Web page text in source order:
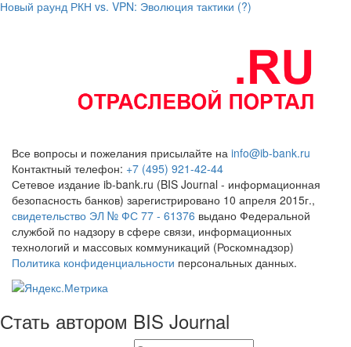
Новый раунд РКН vs. VPN: Эволюция тактики (?)
Все вопросы и пожелания присылайте на info@ib-bank.ru
Контактный телефон: +7 (495) 921-42-44
Сетевое издание ib-bank.ru (BIS Journal - информационная
безопасность банков) зарегистрировано 10 апреля 2015г.,
свидетельство ЭЛ № ФС 77 - 61376 выдано Федеральной
службой по надзору в сфере связи, информационных
технологий и массовых коммуникаций (Роскомнадзор)
Политика конфиденциальности персональных данных.
Стать автором BIS Journal